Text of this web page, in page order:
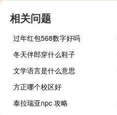
相关问题
过年红包568数字好吗
冬天伴郎穿什么鞋子
文学语言是什么意思
方正哪个校区好
泰拉瑞亚npc 攻略